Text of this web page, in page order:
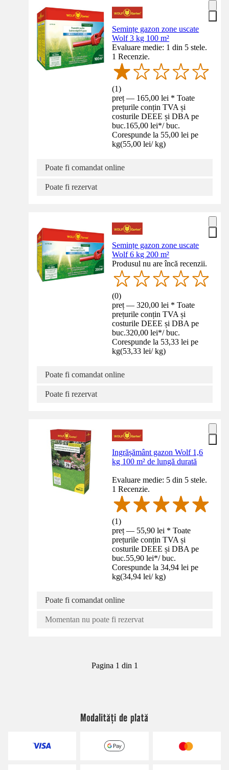
Semințe gazon zone uscate
Wolf 3 kg 100 m²
Evaluare medie: 1 din 5 stele.
1 Recenzie.
(1)
preț — 165,00 lei * Toate
prețurile conțin TVA și
costurile DEEE și DBA pe
buc.165,00 lei*/ buc.
Corespunde la 55,00 lei pe
kg(55,00 lei/ kg)
Poate fi comandat online
Poate fi rezervat
Semințe gazon zone uscate
Wolf 6 kg 200 m²
Produsul nu are încă recenzii.
(0)
preț — 320,00 lei * Toate
prețurile conțin TVA și
costurile DEEE și DBA pe
buc.320,00 lei*/ buc.
Corespunde la 53,33 lei pe
kg(53,33 lei/ kg)
Poate fi comandat online
Poate fi rezervat
Ingrășământ gazon Wolf 1,6
kg 100 m² de lungă durată
Evaluare medie: 5 din 5 stele.
1 Recenzie.
(1)
preț — 55,90 lei * Toate
prețurile conțin TVA și
costurile DEEE și DBA pe
buc.55,90 lei*/ buc.
Corespunde la 34,94 lei pe
kg(34,94 lei/ kg)
Poate fi comandat online
Momentan nu poate fi rezervat
Pagina 1 din 1
Modalități de plată